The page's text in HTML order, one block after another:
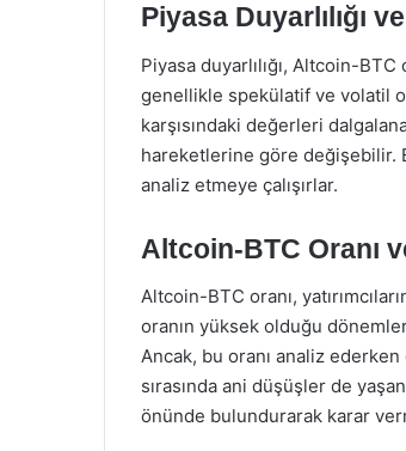
Piyasa Duyarlılığı
Piyasa duyarlılığı, Altcoin-
genellikle spekülatif ve volatil
karşısındaki değerleri
hareketlerine göre değişebilir.
analiz etmeye çalışırlar.
Altcoin-BTC Oranı
Altcoin-BTC oranı,
oranın yüksek olduğu
Ancak, bu oranı analiz
sırasında ani düşüşler de
önünde bulundurarak karar